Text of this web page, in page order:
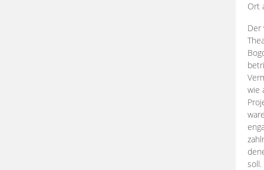
Ort
Der
wie
zahlr
soll.